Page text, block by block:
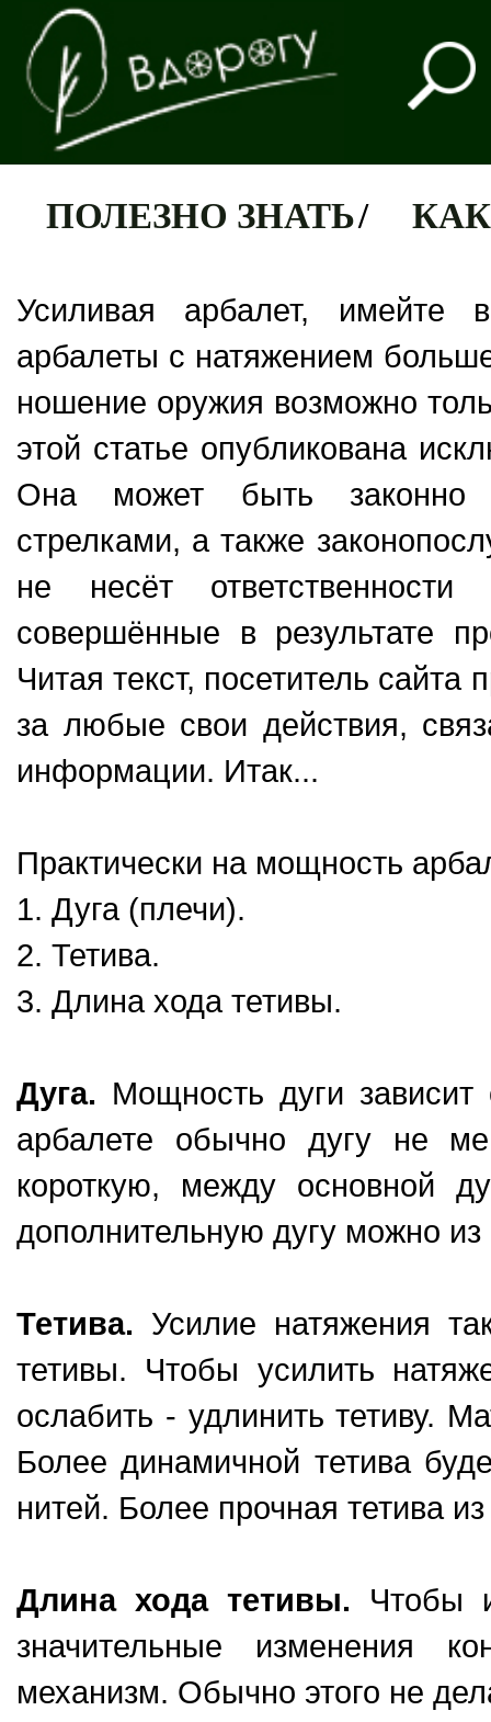
ПОЛЕЗНО ЗНАТЬ/
Усиливая арбалет, имейте
арбалеты с натяжением
ношение оружия возможно
этой статье опубликована
Она может быть законно
стрелками, а также
не несёт
совершённые в результате
Читая текст, посетитель сайта
за любые свои действия,
информации. Итак...
Практически на мощность
1. Дуга (плечи).
2. Тетива.
3. Длина хода тетивы.
Дуга. Мощность дуги
арбалете обычно дугу не
короткую, между основной
дополнительную дугу можно из
Тетива. Усилие натяжения
тетивы. Чтобы усилить
ослабить - удлинить тетиву.
Более динамичной тетива
нитей. Более прочная тетива
Длина хода тетивы. Чтобы
значительные изменения
механизм. Обычно этого не